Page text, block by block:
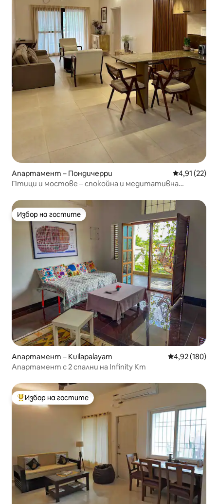
Апартамент – Пондичерри Средна
4,91 (22)
Птици и мостове – спокойна и медитативна
Избор на гостите
Избор на гостите
Апартамент – Kuilapalayam Средна
4,92 (180)
Апартамент с 2 спални на Infinity Km
Най-популярен избор на гостите
Избор на гостите